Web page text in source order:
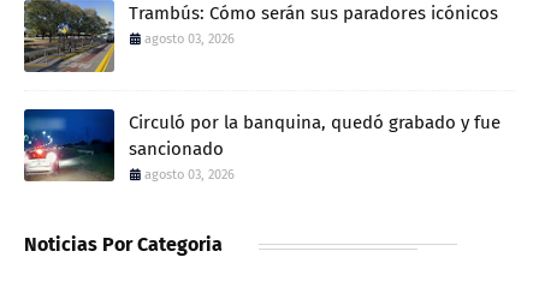
Trambús: Cómo serán sus paradores icónicos
agosto 03, 2026
Circuló por la banquina, quedó grabado y fue
sancionado
agosto 03, 2026
Noticias Por Categoria